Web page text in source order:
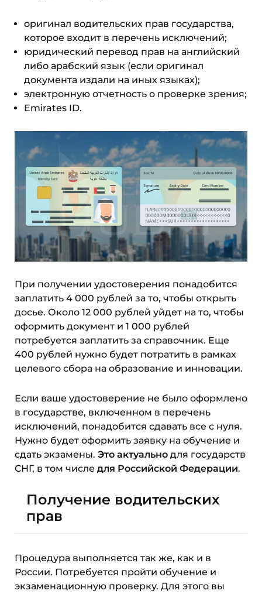
оригинал водительских прав государства,
которое входит в перечень исключений;
юридический перевод прав на английский
либо арабский язык (если оригинал
документа издали на иных языках);
электронную отчетность о проверке зрения;
Emirates ID.
При получении удостоверения понадобится
заплатить 4 000 рублей за то, чтобы открыть
досье. Около 12 000 рублей уйдет на то, чтобы
оформить документ и 1 000 рублей
потребуется заплатить за справочник. Еще
400 рублей нужно будет потратить в рамках
целевого сбора на образование и инновации.
Если ваше удостоверение не было оформлено
в государстве, включенном в перечень
исключений, понадобится сдавать все с нуля.
Нужно будет оформить заявку на обучение и
сдать экзамены. Это актуально для государств
СНГ, в том числе для Российской Федерации.
Получение водительских
прав
Процедура выполняется так же, как и в
России. Потребуется пройти обучение и
экзаменационную проверку. Для этого вы